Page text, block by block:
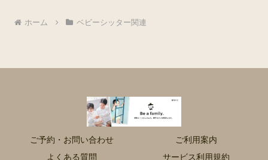
ホーム ベビーシッター関連
ご予約・お問い合わせ
ご利用案内
よくある質問
サービス利用規約